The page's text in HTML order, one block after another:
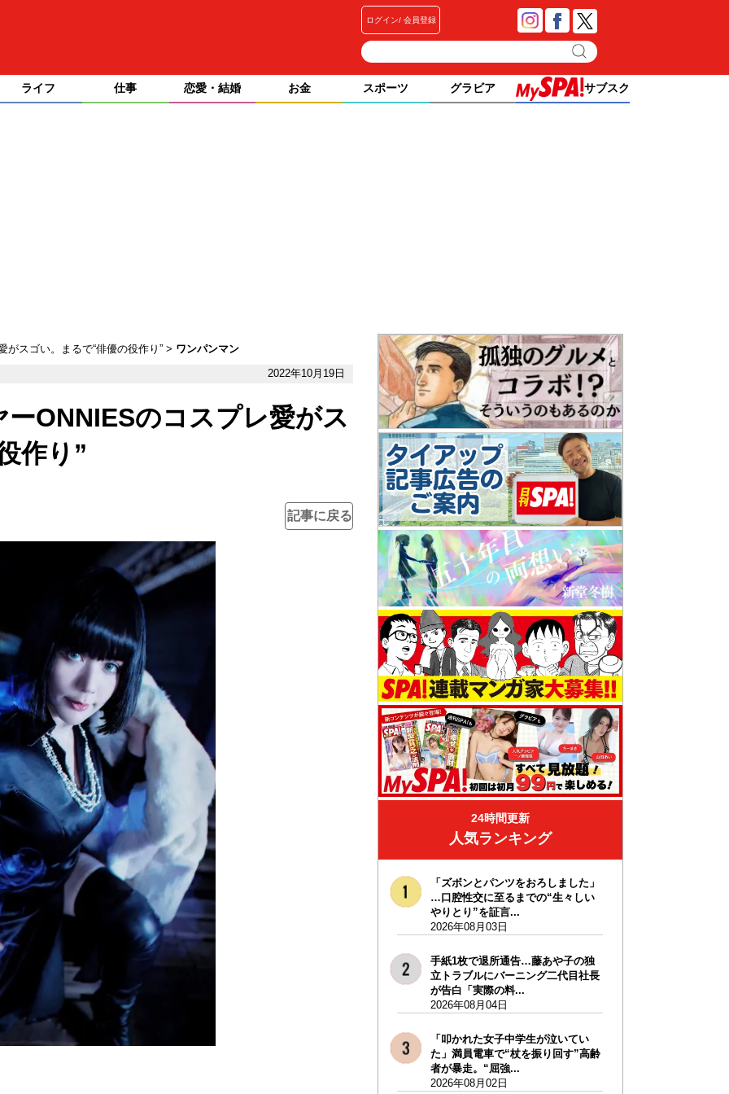
ログイン 会員登録
ライフ 仕事 恋愛・結婚 お金 スポーツ グラビア サブスク
スゴい。まるで“俳優の役作り”
ワンパンマン
2022年10月19日
ONNIESのコスプレ愛がス
作り”
記事に戻る
24時間更新
人気ランキング
「ズボンとパンツをおろしました」
…口腔性交に至るまでの“生々しい
やりとり”を証言...
2026年08月03日
手紙1枚で退所通告…藤あや子の独
立トラブルにバーニング二代目社長
が告白「実際の料...
2026年08月04日
「叩かれた女子中学生が泣いてい
た」満員電車で“杖を振り回す”高齢
者が暴走。“屈強...
2026年08月02日